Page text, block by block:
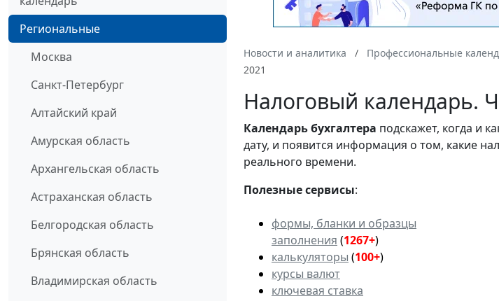
Региональные
Москва
Санкт-Петербург
Алтайский край
Амурская область
Архангельская область
Астраханская область
Белгородская область
Брянская область
Владимирская область
Новости и аналитика Профессиональные
2021
Налоговый календарь.
Календарьбухгалтера подскажет, когда и
дату, и появится информация о том, какие
реального времени.
Полезные сервисы:
формы, бланки и образцы
заполнения (1267+)
калькуляторы (100+)
курсы валют
ключевая ставка